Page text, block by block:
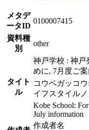
メタデ
ータID
0100007415
資料種
別
other
タイト
ル
神戸学校 : 神戸
めに, 7月度ご
コウベガッコ
イフスタイル
Kobe School:
July information
作成者名